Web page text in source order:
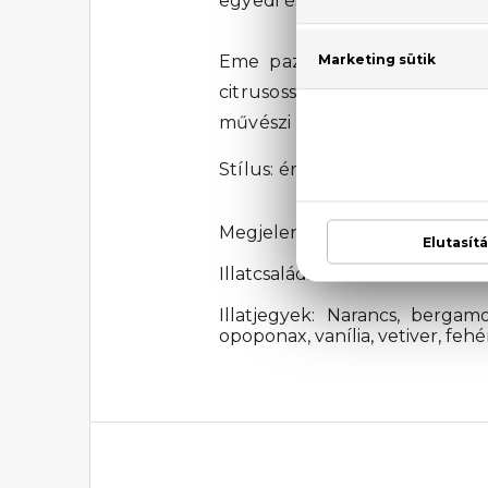
Eme pazar kompozíció
citrusosság okozta
művészi pontossággal és
Stílus: érzéki, kifinomult,
Megjelenési év: 2001
Illatcsalád: Citrus-orientális
Illatjegyek: Narancs,
opoponax, vanília, vetiver,